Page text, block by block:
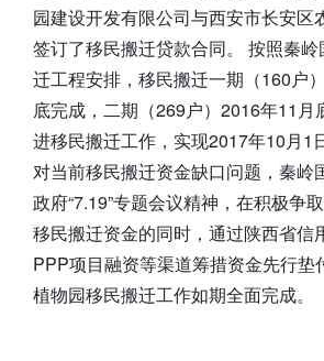
园建设开发有限公司与西安市长安区
签订了移民搬迁贷款合同。 按照秦
迁工程安排，移民搬迁一期（160户
底完成，二期（269户）2016年11月
进移民搬迁工作，实现2017年10月1
对当前移民搬迁资金缺口问题，秦岭
政府“7.19”专题会议精神，在积极争
移民搬迁资金的同时，通过陕西省信
PPP项目融资等渠道筹措资金先行垫
植物园移民搬迁工作如期全面完成。